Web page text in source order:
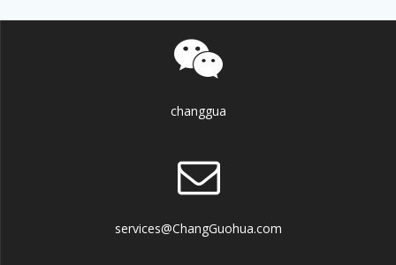
changgua
services@ChangGuohua.com